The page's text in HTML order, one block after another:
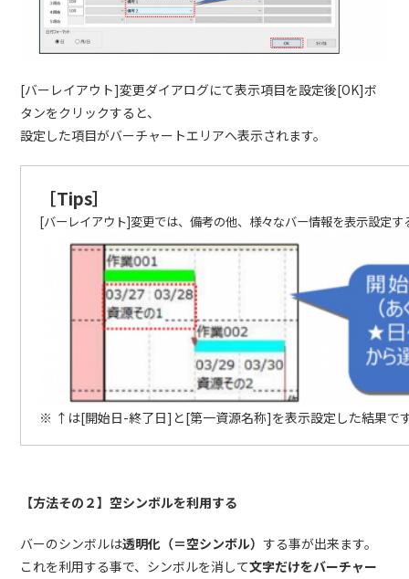
[バーレイアウト]変更ダイアログにて表示項目を設定後[OK]ボ
タンをクリックすると、
設定した項目がバーチャートエリアへ表示されます。
［Tips］
[バーレイアウト]変更では、備考の他、様々なバー情報を表示設定す
※ ↑は[開始日-終了日]と[第一資源名称]を表示設定した結果で
【方法その２】空シンボルを利用する
バーのシンボルは透明化（＝空シンボル）する事が出来ます。
これを利用する事で、シンボルを消して文字だけをバーチャー